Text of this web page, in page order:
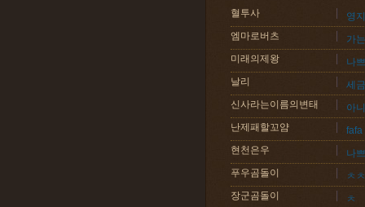
혈투사
영
엠마로버츠
가
미래의제왕
나
날리
세
신사라는이름의변태
아
난제패할꼬얌
fafa
현천은우
나
푸우곰돌이
ㅊ
장군곰돌이
ㅊ